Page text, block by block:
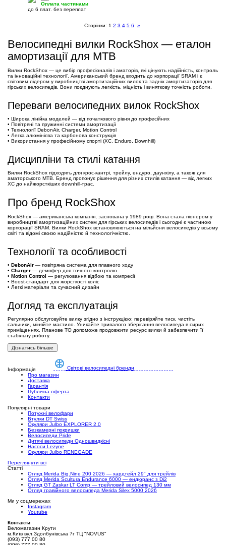
Оплата частинами
до 6 плат. без переплат
Сторінки: 1 2 3 4 5 6 »
Велосипедні вилки RockShox — еталон
амортизації для MTB
Вилки RockShox — це вибір професіоналів і аматорів, які цінують надійність, контроль
та інноваційні технології. Американський бренд входить до корпорації SRAM і є
світовим лідером у виробництві амортизаційних вилок та задніх амортизаторів для
гірських велосипедів. Вони поєднують легкість, міцність і виняткову точність роботи.
Переваги велосипедних вилок RockShox
• Широка лінійка моделей — від початкового рівня до професійних
• Повітряні та пружинні системи амортизації
• Технології DebonAir, Charger, Motion Control
• Легка алюмінієва та карбонова конструкція
• Використання у професійному спорті (XC, Enduro, Downhill)
Дисципліни та стилі катання
Вилки RockShox підходять для крос-кантрі, трейлу, ендуро, даунхілу, а також для
аматорського MTB. Бренд пропонує рішення для різних стилів катання — від легких
XC до найжорсткіших downhill-трас.
Про бренд RockShox
RockShox — американська компанія, заснована у 1989 році. Вона стала піонером у
виробництві амортизаційних систем для гірських велосипедів і сьогодні є частиною
корпорації SRAM. Вилки RockShox встановлюються на мільйони велосипедів у всьому
світі та відомі своєю надійністю й технологічністю.
Технології та особливості
• DebonAir — повітряна система для плавного ходу
• Charger — демпфер для точного контролю
• Motion Control — регулювання відбою та компресії
• Boost-стандарт для жорсткості коліс
• Легкі матеріали та сучасний дизайн
Догляд та експлуатація
Регулярно обслуговуйте вилку згідно з інструкцією: перевіряйте тиск, чистіть
сальники, міняйте мастило. Уникайте тривалого зберігання велосипеда в сирих
приміщеннях. Планове ТО допоможе продовжити ресурс вилки й забезпечити її
стабільну роботу.
Дізнатись більше
Світові велосипедні бренди
Інформація
Про магазин
Доставка
Гарантія
Публічна оферта
Контакти
Популярні товари
Потужні велофари
Втулки DT Swiss
Окуляри Julbo EXPLORER 2.0
Безкамерні покришки
Велосипеди Pride
Дитячі велосипеди Одношвидкісні
Насоси Lezyne
Окуляри Julbo RENEGADE
Переглянути всі
Статті
Огляд Merida Big.Nine 200 2026 — хардтейл 29" для трейлів
Огляд Merida Scultura Endurance 6000 — ендюранс з Di2
Огляд GT Zaskar LT Comp — трейловий велосипед 130 мм
Огляд гравійного велосипеда Merida Silex 5000 2026
Ми у соцмережах
Instagram
Youtube
Контакти
Веломагазин Крути
м.Київ вул.Здолбунівська 7г ТЦ "NOVUS"
(093) 777 00 80